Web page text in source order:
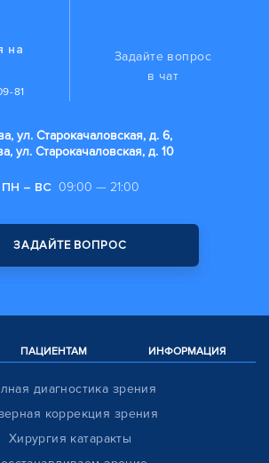
на
81
Задайте вопрос
в чат
ул. Старокачаловская, д. 6,
ул. Старокачаловская, д. 10
ПН – ВС 09:00 — 21:00
ЗАДАЙТЕ ВОПРОС
ПАЦИЕНТАМ ИНФОРМАЦИЯ
диагностика зрения
коррекция зрения
Хирургия катаракты